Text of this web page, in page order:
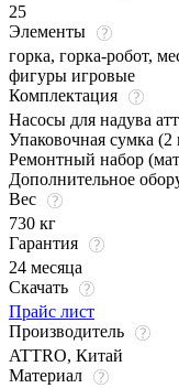
25
Элементы
горка, горка-робот,
фигуры игровые
Комплектация
Насосы для надува
Упаковочная сумка (2
Ремонтный набор
Дополнительное
Вес
730 кг
Гарантия
24 месяца
Скачать
Прайс лист
Производитель
ATTRO, Китай
Материал